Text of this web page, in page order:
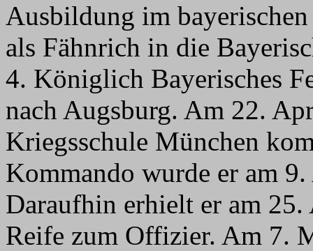
Ausbildung im
als Fähnrich in die
4. Königlich Bayerisches
nach Augsburg. Am 22.
Kriegsschule München
Kommando wurde er am
Daraufhin erhielt er am
Reife zum Offizier. Am 7.